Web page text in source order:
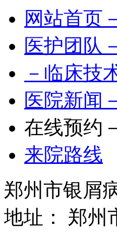
网站首页－
医护团队－
－临床技
医院新闻－
在线预约－
来院路线
郑州市银屑
地址： 郑州